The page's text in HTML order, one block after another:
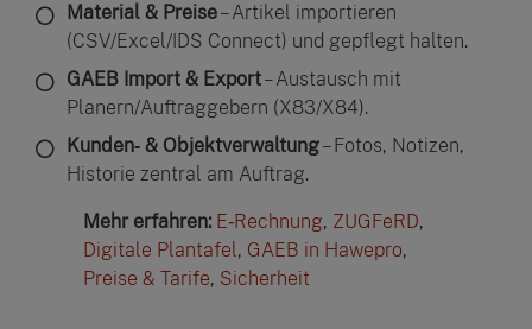
Material & Preise– Artikel importieren
(CSV/Excel/IDS Connect) und gepflegt halten.
GAEB Import & Export– Austausch mit
Planern/Auftraggebern (X83/X84).
Kunden‑ & Objektverwaltung– Fotos, Notizen,
Historie zentral am Auftrag.
Mehr erfahren: E‑Rechnung, ZUGFeRD,
Digitale Plantafel, GAEB in Hawepro,
Preise & Tarife, Sicherheit